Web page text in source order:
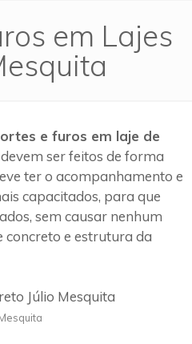
em Lajes
e furos em laje de
devem ser feitos de forma
ter o acompanhamento e
capacitados, para que
sem causar nenhum
concreto e estrutura da